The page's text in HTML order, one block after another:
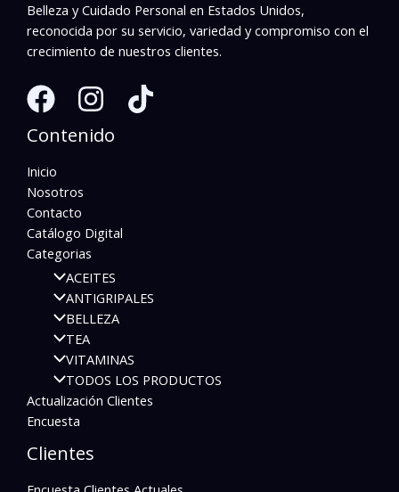
Belleza y Cuidado Personal en Estados Unidos,
reconocida por su servicio, variedad y compromiso con el
crecimiento de nuestros clientes.
Contenido
Inicio
Nosotros
Contacto
Catálogo Digital
Categorias
ACEITES
ANTIGRIPALES
BELLEZA
TEA
VITAMINAS
TODOS LOS PRODUCTOS
Actualización Clientes
Encuesta
Clientes